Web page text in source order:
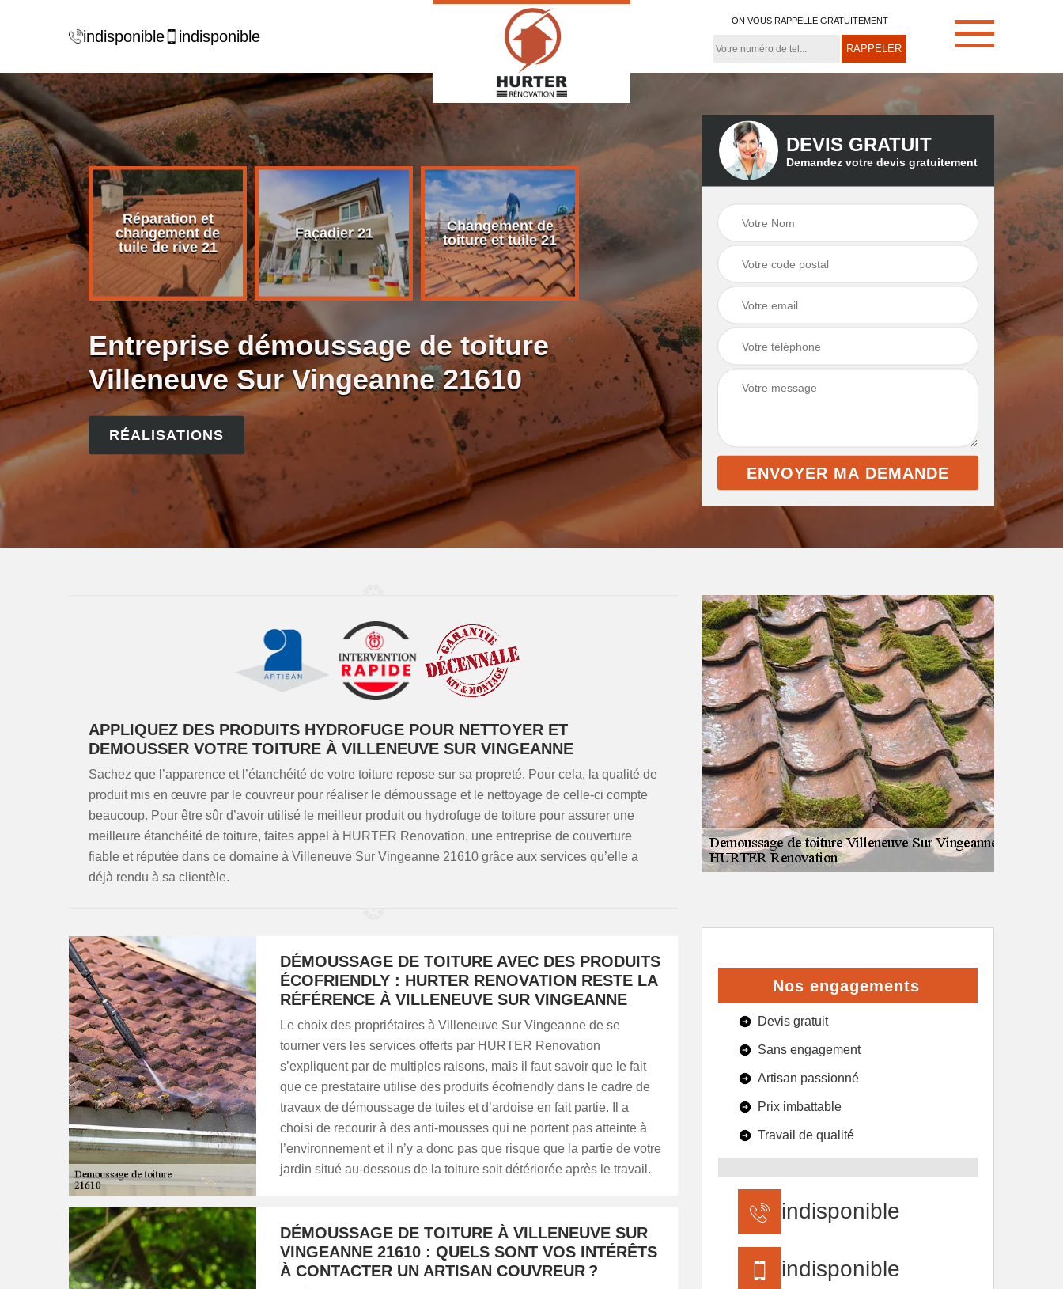
indisponible indisponible
ON VOUS RAPPELLE GRATUITEMENT
de
21
Réparation et
changement de
tuile de rive 21
Façadier 21
Changement de
toiture et tuile 21
Démoussage de
toiture 21
Couvreur zingueur
Entreprise démoussage de toiture
Villeneuve Sur Vingeanne 21610
RÉALISATIONS
DEVIS GRATUIT
Demandez votre devis gratuitement
APPLIQUEZ DES PRODUITS HYDROFUGE POUR NETTOYER ET
DEMOUSSER VOTRE TOITURE À VILLENEUVE SUR VINGEANNE
Sachez que l’apparence et l’étanchéité de votre toiture repose sur sa propreté. Pour cela, la qualité de
produit mis en œuvre par le couvreur pour réaliser le démoussage et le nettoyage de celle-ci compte
beaucoup. Pour être sûr d’avoir utilisé le meilleur produit ou hydrofuge de toiture pour assurer une
meilleure étanchéité de toiture, faites appel à HURTER Renovation, une entreprise de couverture
fiable et réputée dans ce domaine à Villeneuve Sur Vingeanne 21610 grâce aux services qu’elle a
déjà rendu à sa clientèle.
DÉMOUSSAGE DE TOITURE AVEC DES PRODUITS
ÉCOFRIENDLY : HURTER RENOVATION RESTE LA
RÉFÉRENCE À VILLENEUVE SUR VINGEANNE
Le choix des propriétaires à Villeneuve Sur Vingeanne de se
tourner vers les services offerts par HURTER Renovation
s’expliquent par de multiples raisons, mais il faut savoir que le fait
que ce prestataire utilise des produits écofriendly dans le cadre de
travaux de démoussage de tuiles et d’ardoise en fait partie. Il a
choisi de recourir à des anti-mousses qui ne portent pas atteinte à
l’environnement et il n’y a donc pas que risque que la partie de votre
jardin situé au-dessous de la toiture soit détériorée après le travail.
DÉMOUSSAGE DE TOITURE À VILLENEUVE SUR
VINGEANNE 21610 : QUELS SONT VOS INTÉRÊTS
À CONTACTER UN ARTISAN COUVREUR ?
Nos engagements
Devis gratuit
Sans engagement
Artisan passionné
Prix imbattable
Travail de qualité
indisponible
indisponible